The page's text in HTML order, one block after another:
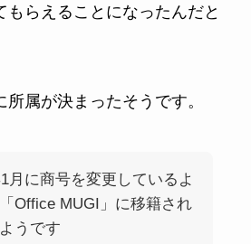
もらえることになったんだと
属が決まったそうです。
月に商号を変更しているよ
Office MUGI」に移籍され
うです